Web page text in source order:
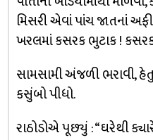
મિસરી એવાં પાંચ જાતનાં
ખરલમાં કસરક ભુટાક !
સામસામી અંજળી ભરાવી,
કસુંબો પીધો.
રાઠોડોએ પૂછ્યું : “ઘરેથી